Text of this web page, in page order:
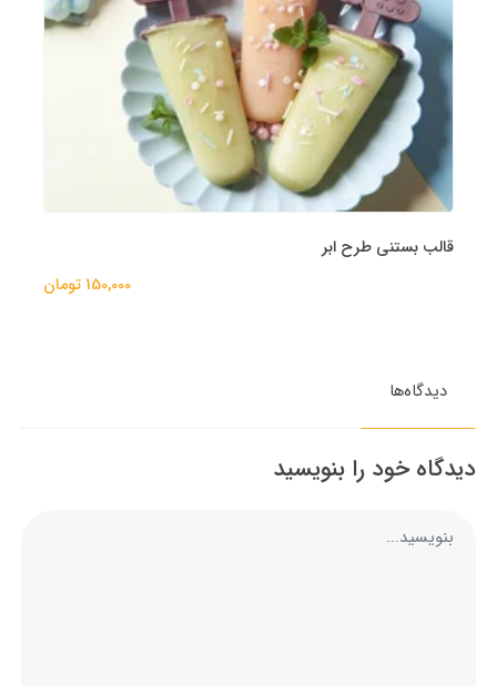
قالب بستنی طرح ابر
150,000 تومان
دیدگاه‌ها
دیدگاه خود را بنویسید